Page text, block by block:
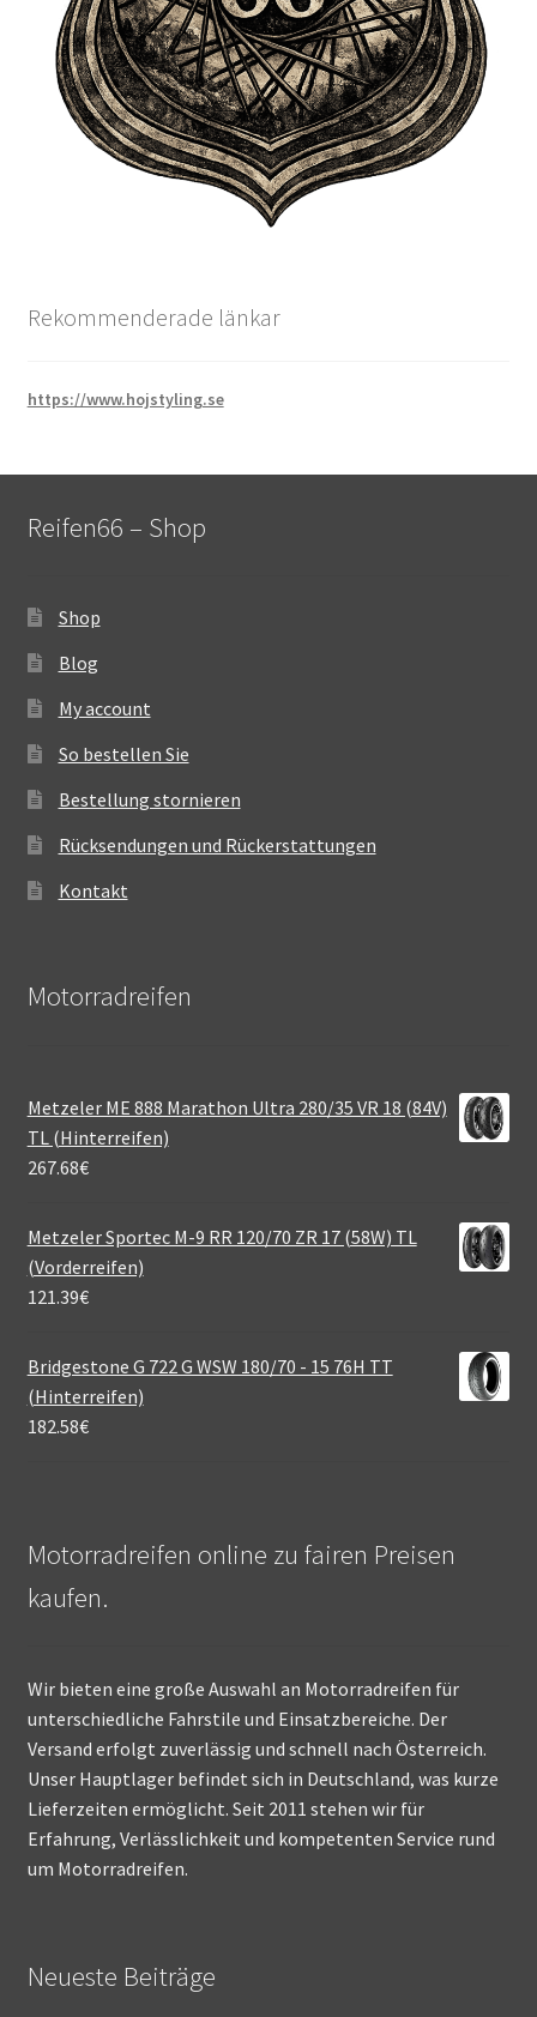
Rekommenderade länkar
https://www.hojstyling.se
Reifen66 – Shop
Shop
Blog
My account
So bestellen Sie
Bestellung stornieren
Rücksendungen und Rückerstattungen
Kontakt
Motorradreifen
Metzeler ME 888 Marathon Ultra 280/35 VR 18 (84V)
TL (Hinterreifen)
267.68€
Metzeler Sportec M-9 RR 120/70 ZR 17 (58W) TL
(Vorderreifen)
121.39€
Bridgestone G 722 G WSW 180/70 - 15 76H TT
(Hinterreifen)
182.58€
Motorradreifen online zu fairen Preisen
kaufen.
Wir bieten eine große Auswahl an Motorradreifen für
unterschiedliche Fahrstile und Einsatzbereiche. Der
Versand erfolgt zuverlässig und schnell nach Österreich.
Unser Hauptlager befindet sich in Deutschland, was kurze
Lieferzeiten ermöglicht. Seit 2011 stehen wir für
Erfahrung, Verlässlichkeit und kompetenten Service rund
um Motorradreifen.
Neueste Beiträge